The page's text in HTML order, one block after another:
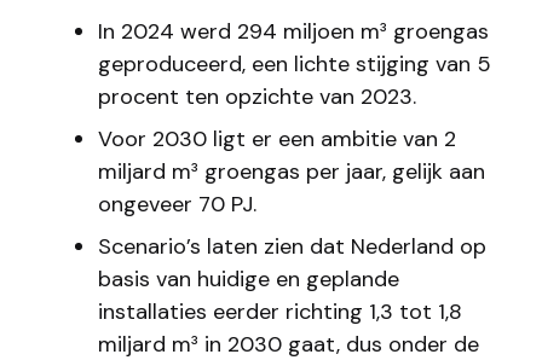
In 2024 werd 294 miljoen m³ groengas
geproduceerd, een lichte stijging van 5
procent ten opzichte van 2023.
Voor 2030 ligt er een ambitie van 2
miljard m³ groengas per jaar, gelijk aan
ongeveer 70 PJ.
Scenario’s laten zien dat Nederland op
basis van huidige en geplande
installaties eerder richting 1,3 tot 1,8
miljard m³ in 2030 gaat, dus onder de